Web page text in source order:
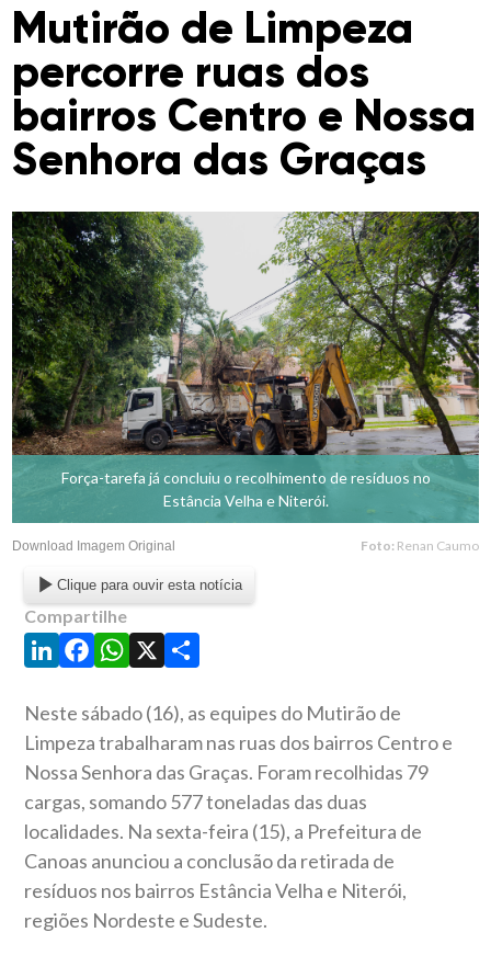
Mutirão de Limpeza
percorre ruas dos
bairros Centro e Nossa
Senhora das Graças
Força-tarefa já concluiu o recolhimento de resíduos no
Estância Velha e Niterói.
Download Imagem Original Foto: Renan Caumo
Clique para ouvir esta notícia
Compartilhe
LinkedIn
Facebook
WhatsApp
X Share
Neste sábado (16), as equipes do Mutirão de
Limpeza trabalharam nas ruas dos bairros Centro e
Nossa Senhora das Graças. Foram recolhidas 79
cargas, somando 577 toneladas das duas
localidades. Na sexta-feira (15), a Prefeitura de
Canoas anunciou a conclusão da retirada de
resíduos nos bairros Estância Velha e Niterói,
regiões Nordeste e Sudeste.